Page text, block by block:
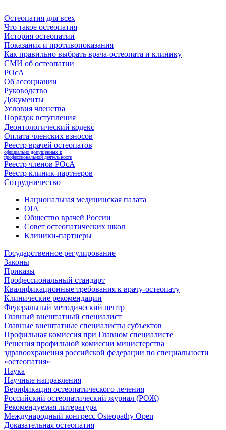
Остеопатия для всех
Что такое остеопатия
История остеопатии
Показания и противопоказания
Как правильно выбрать врача-остеопата и клинику
СМИ об остеопатии
РОсА
Об ассоциации
Руководство
Документы
Условия членства
Порядок вступления
Деонтологический кодекс
Оплата членских взносов
Реестр врачей остеопатов
официально допущенных к
профессиональной деятельности
Реестр членов РОсА
Реестр клиник-партнеров
Сотрудничество
Национальная медицинская палата
OIA
Общество врачей России
Совет остеопатических школ
Клиники-партнеры
Государственное регулирование
Законы
Приказы
Профессиональный стандарт
Квалификационные требования к врачу-остеопату
Клинические рекомендации
Федеральный методический центр
Главный внештатный специалист
Главные внештатные специалисты субъектов
Профильная комиссия при Главном специалисте
Решения профильной комиссии министерства
здравоохранения российской федерации по специальности
«остеопатия»
Наука
Научные направления
Верификация остеопатического лечения
Российский остеопатический журнал (РОЖ)
Рекомендуемая литература
Международный конгресс Osteopathy Open
Доказательная остеопатия